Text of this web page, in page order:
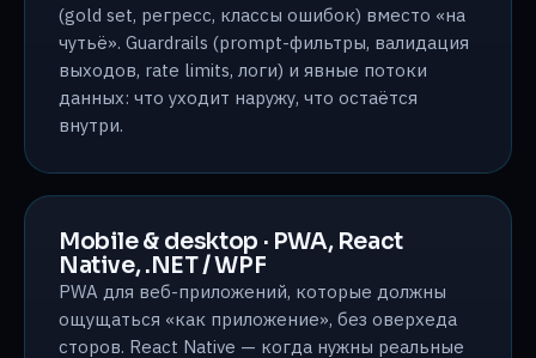
(gold set, регресс, классы ошибок) вместо «на
чутьё». Guardrails (prompt-фильтры, валидация
выходов, rate limits, логи) и явные потоки
данных: что уходит наружу, что остаётся
внутри.
Mobile & desktop · PWA, React
Native, .NET / WPF
PWA для веб-приложений, которые должны
ощущаться «как приложение», без оверхеда
сторов. React Native — когда нужны реальные